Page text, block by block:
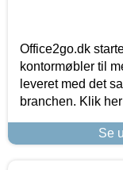
Office2go.dk
kontormøbler til
leveret med det
branchen. Klik
Se